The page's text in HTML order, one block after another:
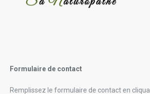
Formulaire de contact
Remplissez le formulaire de contact en